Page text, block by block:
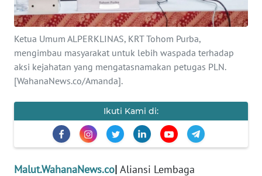
Ketua Umum ALPERKLINAS, KRT Tohom Purba,
mengimbau masyarakat untuk lebih waspada terhadap
aksi kejahatan yang mengatasnamakan petugas PLN.
[WahanaNews.co/Amanda].
Ikuti Kami di:
Malut.WahanaNews.co| Aliansi Lembaga
IKLAN
TENTANG
KAMI
PEDOMAN
SIBER
KARIR